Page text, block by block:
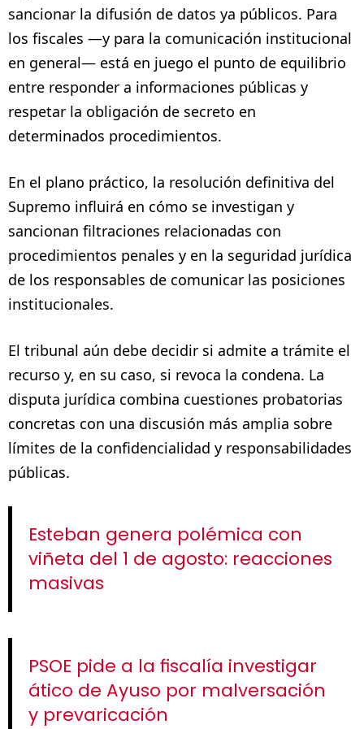
sancionar la difusión de datos ya públicos. Para
los fiscales —y para la comunicación institucional
en general— está en juego el punto de equilibrio
entre responder a informaciones públicas y
respetar la obligación de secreto en
determinados procedimientos.
En el plano práctico, la resolución definitiva del
Supremo influirá en cómo se investigan y
sancionan filtraciones relacionadas con
procedimientos penales y en la seguridad jurídica
de los responsables de comunicar las posiciones
institucionales.
El tribunal aún debe decidir si admite a trámite el
recurso y, en su caso, si revoca la condena. La
disputa jurídica combina cuestiones probatorias
concretas con una discusión más amplia sobre
límites de la confidencialidad y responsabilidades
públicas.
Esteban genera polémica con
viñeta del 1 de agosto: reacciones
masivas
PSOE pide a la fiscalía investigar
ático de Ayuso por malversación
y prevaricación